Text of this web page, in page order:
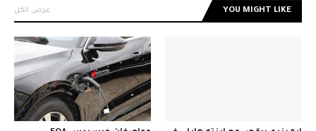
YOU MIGHT LIKE عرض الكل